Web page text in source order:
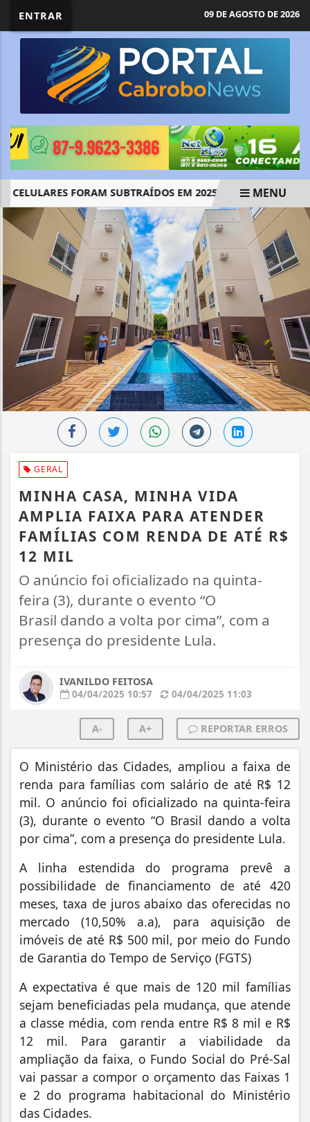
ENTRAR 09 DE AGOSTO DE 2026
FORAM SUBTRAÍDOS EM 2025, APONTA RELATÓRIO
EM ALTA
MENU
GERAL
MINHA CASA, MINHA VIDA
AMPLIA FAIXA PARA ATENDER
FAMÍLIAS COM RENDA DE ATÉ R$
12 MIL
O anúncio foi oficializado na quinta-
feira (3), durante o evento “O
Brasil dando a volta por cima”, com a
presença do presidente Lula.
IVANILDO FEITOSA
04/04/2025 10:57
04/04/2025 11:03
A- A+ REPORTAR ERROS
O Ministério das Cidades, ampliou a faixa de
renda para famílias com salário de até R$ 12
mil. O anúncio foi oficializado na quinta-feira
(3), durante o evento “O Brasil dando a volta
por cima”, com a presença do presidente Lula.
A linha estendida do programa prevê a
possibilidade de financiamento de até 420
meses, taxa de juros abaixo das oferecidas no
mercado (10,50% a.a), para aquisição de
imóveis de até R$ 500 mil, por meio do Fundo
de Garantia do Tempo de Serviço (FGTS)
A expectativa é que mais de 120 mil famílias
sejam beneficiadas pela mudança, que atende
a classe média, com renda entre R$ 8 mil e R$
12 mil. Para garantir a viabilidade da
ampliação da faixa, o Fundo Social do Pré-Sal
vai passar a compor o orçamento das Faixas 1
e 2 do programa habitacional do Ministério
das Cidades.